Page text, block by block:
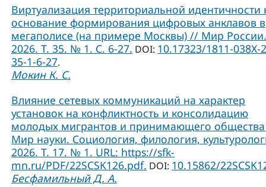
Виртуализация территориальной идентичности
основание формирования цифровых анклавов в
мегаполисе (на примере Москвы) // Мир России.
2026. Т. 35. № 1. С. 6-27. DOI: 10.17323/1811-038Х-
35-1-6-27.
Мокин К. С.
Влияние сетевых коммуникаций на характер
установок на конфликтность и консолидацию
молодых мигрантов и принимающего
Мир науки. Социология, филология,
2026. Т. 17. № 1. URL: https://sfk-
mn.ru/PDF/22SCSK126.pdf. DOI: 10.15862/
Бесфамильный Д. А.